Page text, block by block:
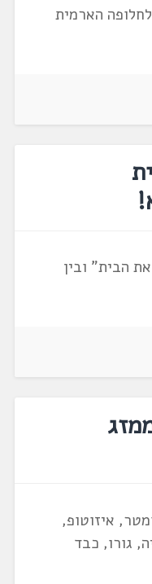
הארמית
הבית" ובין
איזוטופ,
גורו, כבד